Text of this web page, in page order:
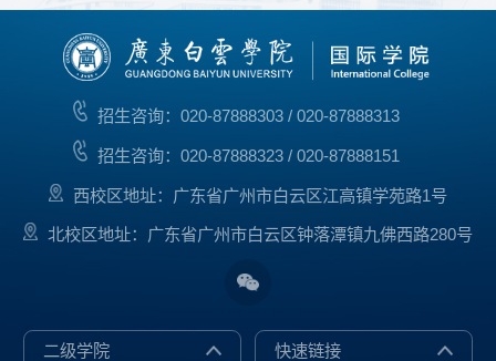
招生咨询：020-87888303 / 020-87888313
招生咨询：020-87888323 / 020-87888151
西校区地址：广东省广州市白云区江高镇学苑路1号
北校区地址：广东省广州市白云区钟落潭镇九佛西路280号
二级学院 快速链接